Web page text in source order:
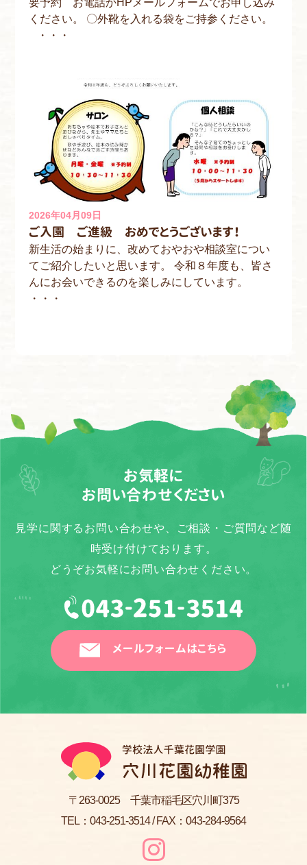
要予約 お電話かHPメールフォームでお申し込み
ください。 〇外靴を入れる袋をご持参ください。
・・・
2026年04月09日
ご入園 ご進級 おめでとうございます！
新生活の始まりに、改めておやおや相談室につい
てご紹介したいと思います。 令和８年度も、皆さ
んにお会いできるのを楽しみにしています。
・・・
お気軽に
お問い合わせください
見学に関するお問い合わせや、ご相談・ご質問など随
時受け付けております。
どうぞお気軽にお問い合わせください。
メールフォームはこちら
〒263-0025 千葉市稲毛区穴川町375
TEL： 043-251-3514/ FAX：043-284-9564